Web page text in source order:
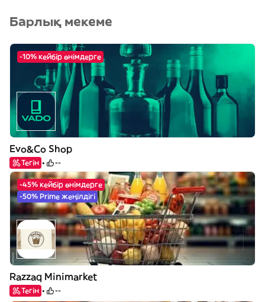
Барлық мекеме
-10% кейбір өнімдерге
Evo&Co Shop
Тегін --
-45% кейбір өнімдерге
-50% Prime жеңілдігі
Razzaq Minimarket
Тегін --